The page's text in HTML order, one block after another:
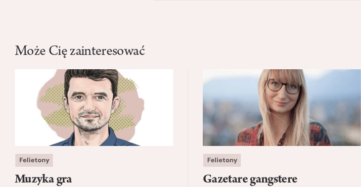
Może Cię zainteresować
Felietony
Muzyka gra
Felietony
Gazetare gangstere